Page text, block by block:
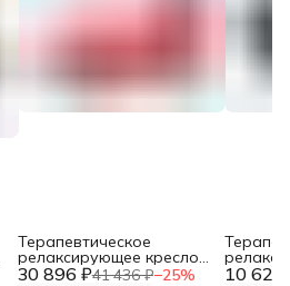
30 896 ₽41 436 ₽−25%
Терапевтическое
релаксирующее кресло
Кубик Взрослый - 10 624
Кубик